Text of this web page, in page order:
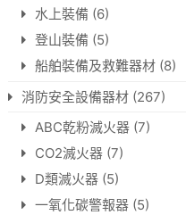
水上裝備 (6)
登山裝備 (5)
船舶裝備及救難器材 (8)
消防安全設備器材 (267)
ABC乾粉滅火器 (7)
CO2滅火器 (7)
D類滅火器 (5)
一氧化碳警報器 (5)